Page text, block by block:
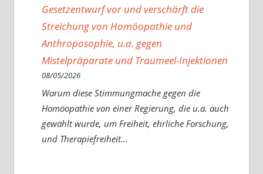
Gesetzentwurf vor und verschärft die
Streichung von Homöopathie und
Anthroposophie, u.a. gegen
Mistelpräparate und Traumeel-Injektionen
08/05/2026
Warum diese Stimmungmache gegen die
Homöopathie von einer Regierung, die u.a. auch
gewählt wurde, um Freiheit, ehrliche Forschung,
und Therapiefreiheit…